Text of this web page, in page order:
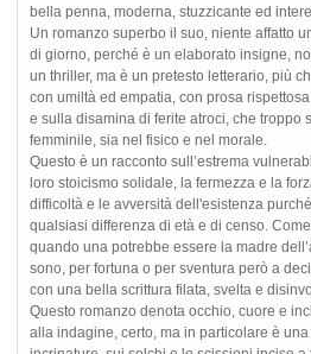
bella penna, moderna, stuzzicante ed
Un romanzo superbo il suo, niente affatto
di giorno, perché è un elaborato insigne,
un thriller, ma è un pretesto letterario, più
con umiltà ed empatia, con prosa
e sulla disamina di ferite atroci, che troppo
femminile, sia nel fisico e nel morale.
Questo è un racconto sull’estrema
loro stoicismo solidale, la fermezza e la
difficoltà e le avversità dell'esistenza
qualsiasi differenza di età e di censo.
quando una potrebbe essere la madre
sono, per fortuna o per sventura però a
con una bella scrittura filata, svelta e
Questo romanzo denota occhio, cuore e
alla indagine, certo, ma in particolare è